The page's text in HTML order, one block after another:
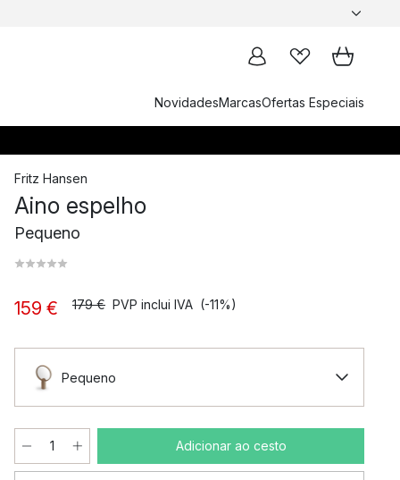
NovidadesMarcasOfertas Especiais
Fritz Hansen
Aino espelho
Pequeno
159 € 179 € PVP inclui IVA (-11%)
Pequeno
Adicionar ao cesto